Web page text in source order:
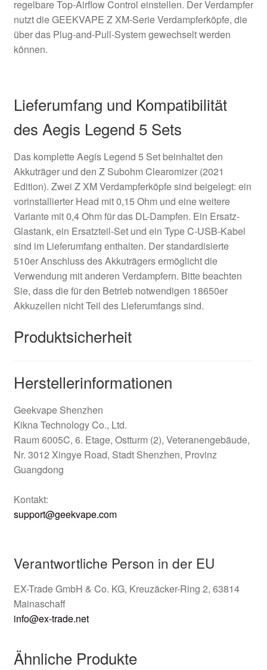
regelbare Top-Airflow Control einstellen. Der Verdampfer
nutzt die GEEKVAPE Z XM-Serie Verdampferköpfe, die
über das Plug-and-Pull-System gewechselt werden
können.
Lieferumfang und Kompatibilität
des Aegis Legend 5 Sets
Das komplette Aegis Legend 5 Set beinhaltet den
Akkuträger und den Z Subohm Clearomizer (2021
Edition). Zwei Z XM Verdampferköpfe sind beigelegt: ein
vorinstallierter Head mit 0,15 Ohm und eine weitere
Variante mit 0,4 Ohm für das DL-Dampfen. Ein Ersatz-
Glastank, ein Ersatzteil-Set und ein Type C-USB-Kabel
sind im Lieferumfang enthalten. Der standardisierte
510er Anschluss des Akkuträgers ermöglicht die
Verwendung mit anderen Verdampfern. Bitte beachten
Sie, dass die für den Betrieb notwendigen 18650er
Akkuzellen nicht Teil des Lieferumfangs sind.
Produktsicherheit
Herstellerinformationen
Geekvape Shenzhen
Kikna Technology Co., Ltd.
Raum 6005C, 6. Etage, Ostturm (2), Veteranengebäude,
Nr. 3012 Xingye Road, Stadt Shenzhen, Provinz
Guangdong
Kontakt:
support@geekvape.com
Verantwortliche Person in der EU
EX-Trade GmbH & Co. KG, Kreuzäcker-Ring 2, 63814
Mainaschaff
info@ex-trade.net
Ähnliche Produkte